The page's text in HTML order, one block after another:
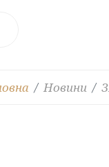
Новини